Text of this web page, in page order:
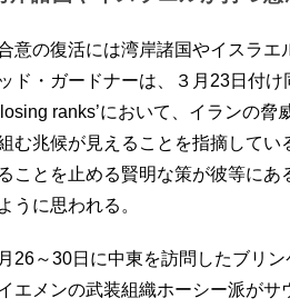
意の復活には湾岸諸国やイスラエ
ド・ガードナーは、３月23日付け
ranks’において、イランの
む兆候が見えることを指摘して
ことを止める賢明な策が彼等に
うに思われる。
26～30日に中東を訪問したブリ
エメンの武装組織ホーシー派が